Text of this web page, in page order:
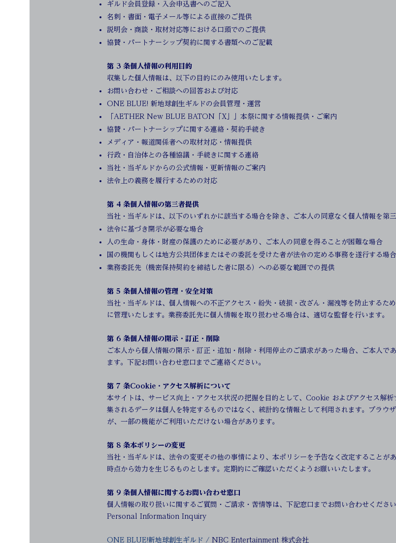
ギルド会員登録・入会申込書へのご記入
名刺・書面・電子メール等による直接のご提供
説明会・商談・取材対応等における口頭でのご提供
協賛・パートナーシップ契約に関する書類へのご記載
第 3 条個人情報の利用目的
収集した個人情報は、以下の目的にのみ使用いたします。
お問い合わせ・ご相談への回答および対応
ONE BLUE! 新地球創生ギルドの会員管理・運営
「AETHER New BLUE BATON「X」」本祭に関する情報提供・ご案内
協賛・パートナーシップに関する連絡・契約手続き
メディア・報道関係者への取材対応・情報提供
行政・自治体との各種協議・手続きに関する連絡
当社・当ギルドからの公式情報・更新情報のご案内
法令上の義務を履行するための対応
第 4 条個人情報の第三者提供
当社・当ギルドは、以下のいずれかに該当する場合を除き、ご本人の同意なく個人情報を第
法令に基づき開示が必要な場合
人の生命・身体・財産の保護のために必要があり、ご本人の同意を得ることが困難な場合
国の機関もしくは地方公共団体またはその委託を受けた者が法令の定める事務を遂行する場合
業務委託先（機密保持契約を締結した者に限る）への必要な範囲での提供
第 5 条個人情報の管理・安全対策
当社・当ギルドは、個人情報への不正アクセス・紛失・破損・改ざん・漏洩等を防止するた
に管理いたします。業務委託先に個人情報を取り扱わせる場合は、適切な監督を行います。
第 6 条個人情報の開示・訂正・削除
ご本人から個人情報の開示・訂正・追加・削除・利用停止のご請求があった場合、ご本人で
ます。下記お問い合わせ窓口までご連絡ください。
第 7 条Cookie・アクセス解析について
本サイトは、サービス向上・アクセス状況の把握を目的として、Cookie およびアクセス解
集されるデータは個人を特定するものではなく、統計的な情報として利用されます。ブラウ
が、一部の機能がご利用いただけない場合があります。
第 8 条本ポリシーの変更
当社・当ギルドは、法令の変更その他の事情により、本ポリシーを予告なく改定することが
時点から効力を生じるものとします。定期的にご確認いただくようお願いいたします。
第 9 条個人情報に関するお問い合わせ窓口
個人情報の取り扱いに関するご質問・ご請求・苦情等は、下記窓口までお問い合わせください
Personal Information Inquiry
ONE BLUE!新地球創生ギルド /
NBC Entertainment 株式会社